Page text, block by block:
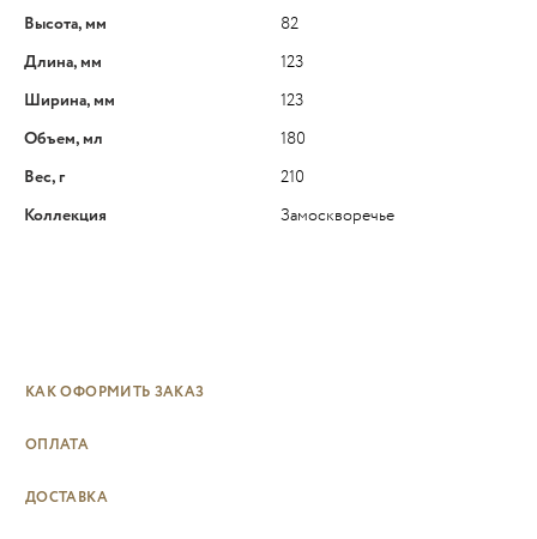
Высота, мм
82
Длина, мм
123
Ширина, мм
123
Объем, мл
180
Вес, г
210
Коллекция
Замоскворечье
КАК ОФОРМИТЬ ЗАКАЗ
ОПЛАТА
ДОСТАВКА